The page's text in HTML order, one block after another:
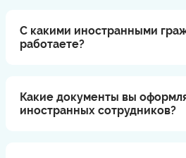
С какими иностранными
работаете?
Какие документы вы
иностранных сотрудников?